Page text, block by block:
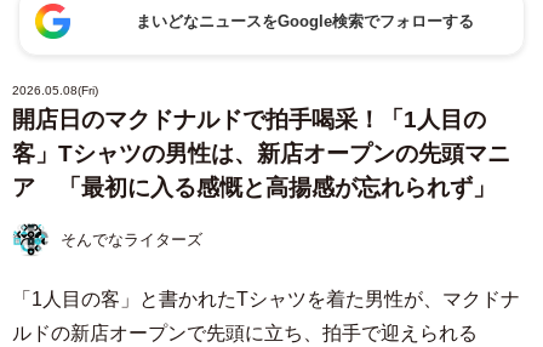
まいどなニュースをGoogle検索でフォローする
2026.05.08(Fri)
開店日のマクドナルドで拍手喝采！「1人目の
客」Tシャツの男性は、新店オープンの先頭マニ
ア 「最初に入る感慨と高揚感が忘れられず」
そんでなライターズ
「1人目の客」と書かれたTシャツを着た男性が、マクドナ
ルドの新店オープンで先頭に立ち、拍手で迎えられる